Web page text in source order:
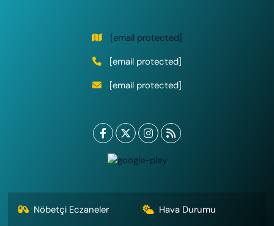
[email protected]
[email protected]
[email protected]
Nöbetçi Eczaneler Hava Durumu